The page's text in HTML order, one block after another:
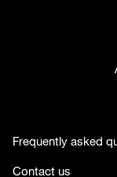
Frequently asked
Contact us